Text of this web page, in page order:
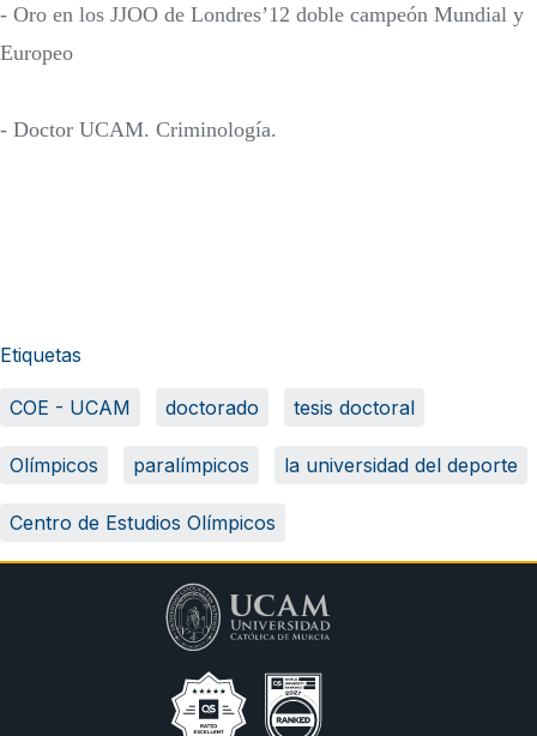
- Oro en los JJOO de Londres’12 doble campeón Mundial y
Europeo
- Doctor UCAM. Criminología.
Etiquetas
COE - UCAM doctorado tesis doctoral
Olímpicos paralímpicos la universidad del deporte
Centro de Estudios Olímpicos